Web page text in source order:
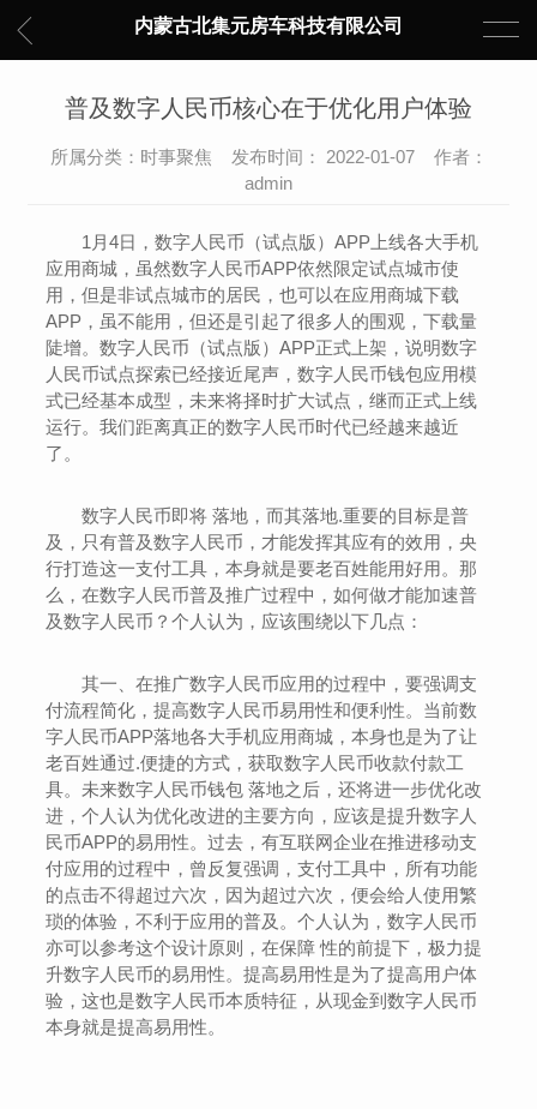
内蒙古北集元房车科技有限公司
普及数字人民币核心在于优化用户体验
所属分类：时事聚焦 发布时间： 2022-01-07 作者：
admin
1月4日，数字人民币（试点版）APP上线各大手机
应用商城，虽然数字人民币APP依然限定试点城市使
用，但是非试点城市的居民，也可以在应用商城下载
APP，虽不能用，但还是引起了很多人的围观，下载量
陡增。数字人民币（试点版）APP正式上架，说明数字
人民币试点探索已经接近尾声，数字人民币钱包应用模
式已经基本成型，未来将择时扩大试点，继而正式上线
运行。我们距离真正的数字人民币时代已经越来越近
了。
数字人民币即将 落地，而其落地.重要的目标是普
及，只有普及数字人民币，才能发挥其应有的效用，央
行打造这一支付工具，本身就是要老百姓能用好用。那
么，在数字人民币普及推广过程中，如何做才能加速普
及数字人民币？个人认为，应该围绕以下几点：
其一、在推广数字人民币应用的过程中，要强调支
付流程简化，提高数字人民币易用性和便利性。当前数
字人民币APP落地各大手机应用商城，本身也是为了让
老百姓通过.便捷的方式，获取数字人民币收款付款工
具。未来数字人民币钱包 落地之后，还将进一步优化改
进，个人认为优化改进的主要方向，应该是提升数字人
民币APP的易用性。过去，有互联网企业在推进移动支
付应用的过程中，曾反复强调，支付工具中，所有功能
的点击不得超过六次，因为超过六次，便会给人使用繁
琐的体验，不利于应用的普及。个人认为，数字人民币
亦可以参考这个设计原则，在保障 性的前提下，极力提
升数字人民币的易用性。提高易用性是为了提高用户体
验，这也是数字人民币本质特征，从现金到数字人民币
本身就是提高易用性。